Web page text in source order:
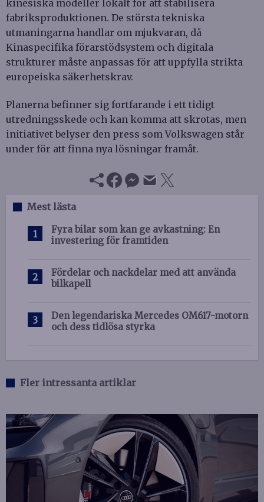
kinesiska modeller lokalt för att stabilisera
fabriksproduktionen. De största tekniska
utmaningarna handlar om mjukvaran, då
Kinaspecifika förarstödsystem och digitala
strukturer måste anpassas för att uppfylla strikta
europeiska säkerhetskrav.
Planerna befinner sig fortfarande i ett tidigt
utredningsskede och kan komma att skrotas, men
initiativet belyser den press som Volkswagen står
under för att finna nya lösningar framåt.
Mest lästa
Fyra bilar som kan ge avkastning: En
investering för framtiden
Fördelar och nackdelar med att använda
bilkapell
Den legendariska Mercedes OM617-motorn
och dess tidlösa styrka
Fler intressanta artiklar